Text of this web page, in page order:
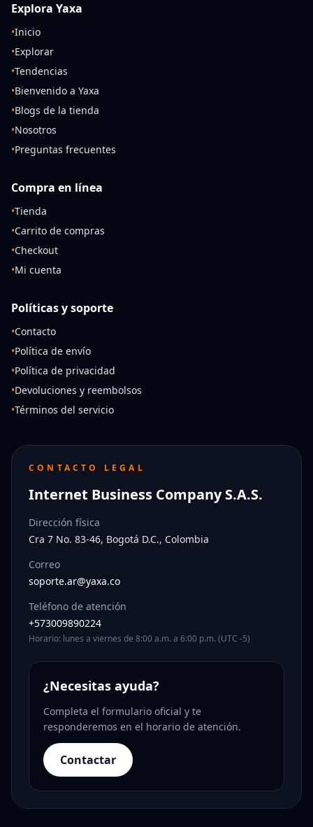
Explora Yaxa
•Inicio
•Explorar
•Tendencias
•Bienvenido a Yaxa
•Blogs de la tienda
•Nosotros
•Preguntas frecuentes
Compra en línea
•Tienda
•Carrito de compras
•Checkout
•Mi cuenta
Políticas y soporte
•Contacto
•Política de envío
•Política de privacidad
•Devoluciones y reembolsos
•Términos del servicio
CONTACTO LEGAL
Internet Business Company S.A.S.
Dirección física
Cra 7 No. 83-46, Bogotá D.C., Colombia
Correo
soporte.ar@yaxa.co
Teléfono de atención
+573009890224
Horario: lunes a viernes de 8:00 a.m. a 6:00 p.m. (UTC -5)
¿Necesitas ayuda?
Completa el formulario oficial y te
responderemos en el horario de atención.
Contactar